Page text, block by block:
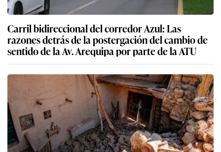
Carril bidireccional del corredor Azul: Las
razones detrás de la postergación del cambio de
sentido de la Av. Arequipa por parte de la ATU